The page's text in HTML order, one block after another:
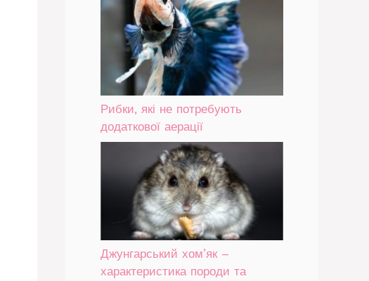
Рибки, які не потребують
додаткової аерації
Джунгарський хом’як –
характеристика породи та